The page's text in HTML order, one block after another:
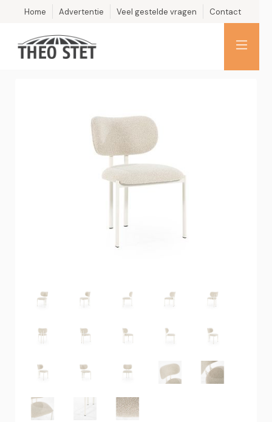
Home Advertentie Veel gestelde vragen Contact